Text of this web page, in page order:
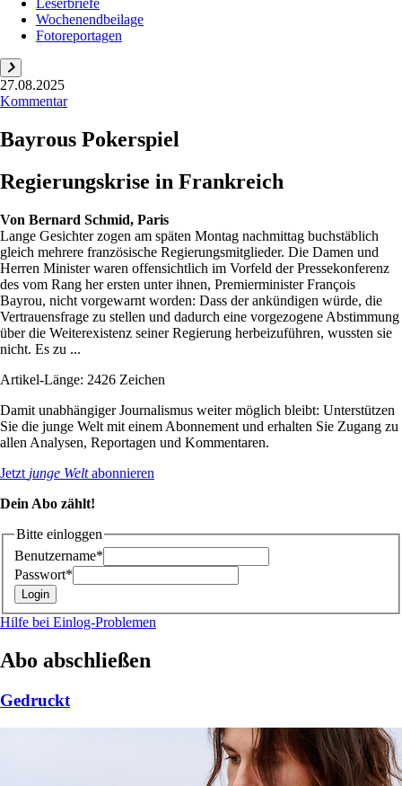
Leserbriefe
Wochenendbeilage
Fotoreportagen
27.08.2025
Kommentar
Bayrous Pokerspiel
Regierungskrise in Frankreich
Von Bernard Schmid, Paris
Lange Gesichter zogen am späten Montag nachmittag buchstäblich
gleich mehrere französische Regierungsmitglieder. Die Damen und
Herren Minister waren offensichtlich im Vorfeld der Pressekonferenz
des vom Rang her ersten unter ihnen, Premierminister François
Bayrou, nicht vorgewarnt worden: Dass der ankündigen würde, die
Vertrauensfrage zu stellen und dadurch eine vorgezogene Abstimmung
über die Weiterexistenz seiner Regierung herbeizuführen, wussten sie
nicht. Es zu ...
Artikel-Länge: 2426 Zeichen
Damit unabhängiger Journalismus weiter möglich bleibt: Unterstützen
Sie die junge Welt mit einem Abonnement und erhalten Sie Zugang zu
allen Analysen, Reportagen und Kommentaren.
Jetzt junge Weltabonnieren
Dein Abo zählt!
Bitte einloggen
Benutzername*
Passwort*
Hilfe bei Einlog-Problemen
Abo abschließen
Gedruckt